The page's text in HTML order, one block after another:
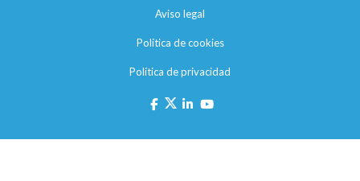
Aviso legal
Política de cookies
Política de privacidad